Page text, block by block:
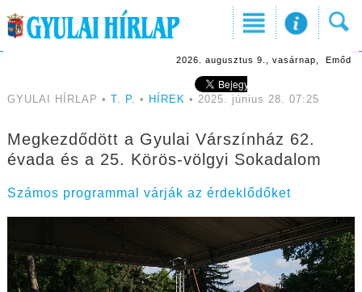
2026. augusztus 9., vasárnap, Emőd
GYULAI HÍRLAP • T. P. • HÍREK • 2025. június 28. 07:25
Megkezdődött a Gyulai Várszínház 62.
évada és a 25. Körös-völgyi Sokadalom
Számos programmal várják az érdeklődőket